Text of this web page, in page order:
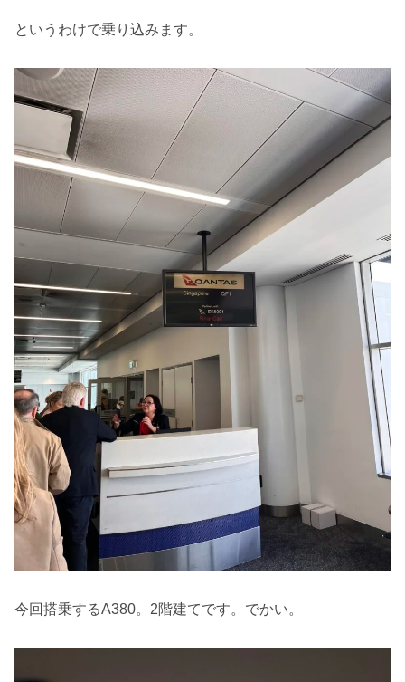
というわけで乗り込みます。
今回搭乗するA380。2階建てです。でかい。